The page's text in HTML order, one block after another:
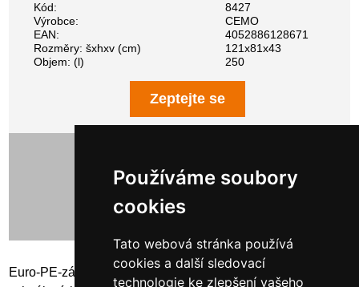
Používáme soubory
cookies
Tato webová stránka používá
cookies a další sledovací
technologie ke zlepšení vašeho
Kód:
8427
Výrobce:
CEMO
EAN:
4052886128671
Rozměry: šxhxv (cm)
121x81x43
Objem: (l)
250
Zeptejte se
7 712,54 Kč s DPH
Euro-PE-záchytná vana 250/2 se 4 nožičkami bez